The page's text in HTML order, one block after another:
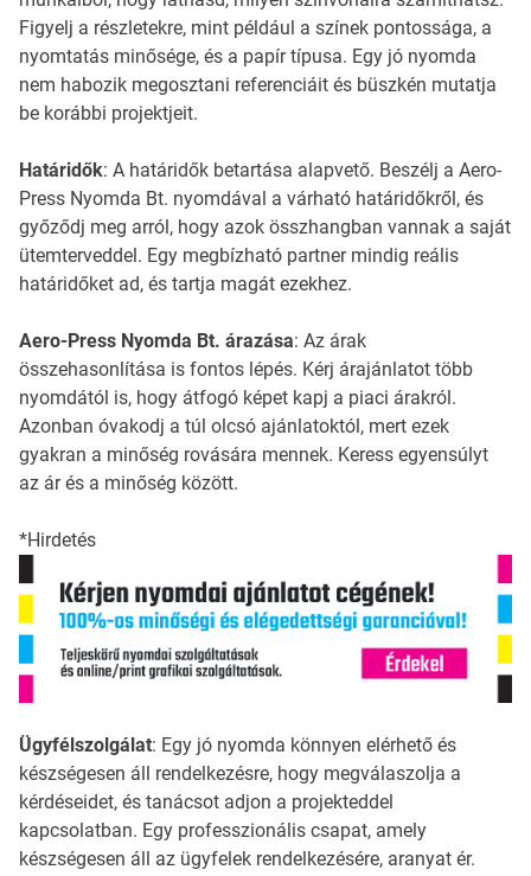
Figyelj a részletekre, mint például a színek pontossága, a
nyomtatás minősége, és a papír típusa. Egy jó nyomda
nem habozik megosztani referenciáit és büszkén mutatja
be korábbi projektjeit.
Határidők: A határidők betartása alapvető. Beszélj a Aero-
Press Nyomda Bt. nyomdával a várható határidőkről, és
győződj meg arról, hogy azok összhangban vannak a saját
ütemterveddel. Egy megbízható partner mindig reális
határidőket ad, és tartja magát ezekhez.
Aero-Press Nyomda Bt. árazása: Az árak
összehasonlítása is fontos lépés. Kérj árajánlatot több
nyomdától is, hogy átfogó képet kapj a piaci árakról.
Azonban óvakodj a túl olcsó ajánlatoktól, mert ezek
gyakran a minőség rovására mennek. Keress egyensúlyt
az ár és a minőség között.
*Hirdetés
Ügyfélszolgálat: Egy jó nyomda könnyen elérhető és
készségesen áll rendelkezésre, hogy megválaszolja a
kérdéseidet, és tanácsot adjon a projekteddel
kapcsolatban. Egy professzionális csapat, amely
készségesen áll az ügyfelek rendelkezésére, aranyat ér.